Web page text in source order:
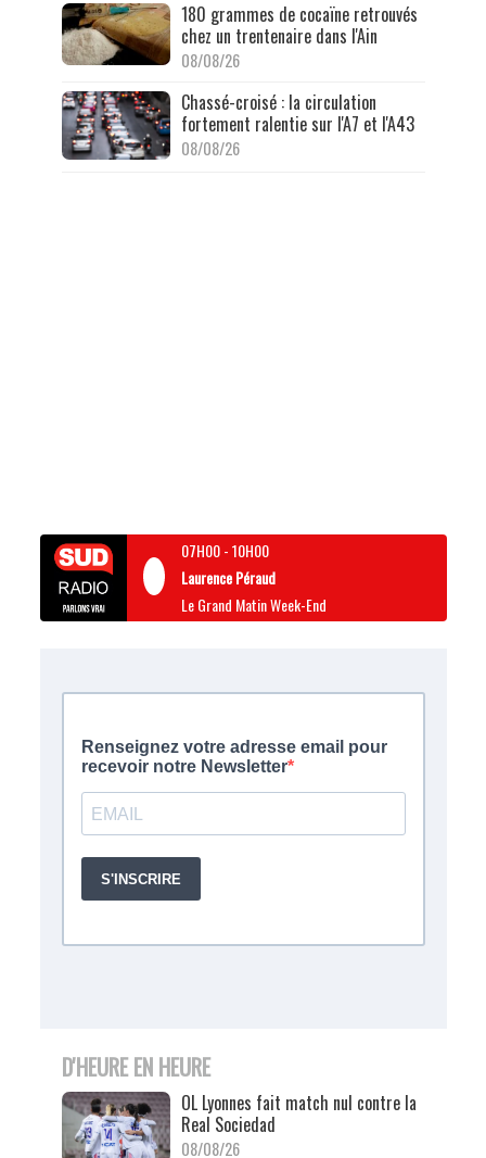
180 grammes de cocaïne retrouvés
chez un trentenaire dans l'Ain
08/08/26
Chassé-croisé : la circulation
fortement ralentie sur l'A7 et l'A43
08/08/26
07H00-10H00
Laurence Péraud
Le Grand Matin Week-End
D'HEURE EN HEURE
OL Lyonnes fait match nul contre la
Real Sociedad
08/08/26